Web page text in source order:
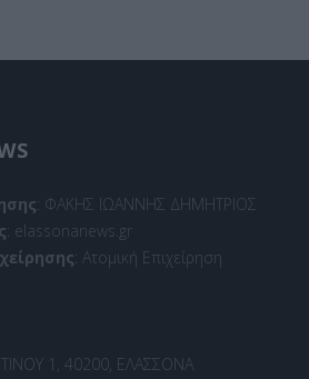
: ΦΑΚΗΣ ΙΩΑΝΝΗΣ ΔΗΜΗΤΡΙΟΣ
: elassonanews.gr
: Ατομική Επιχείρηση
1, 40200, ΕΛΑΣΣΟΝΑ